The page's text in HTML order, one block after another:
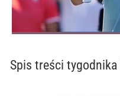
Spis treści